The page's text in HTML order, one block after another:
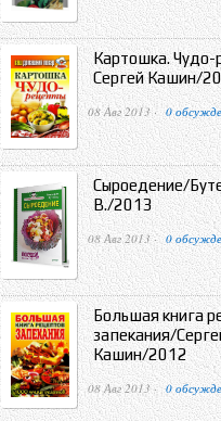
Картошка.
Сергей Кашин/
08 Авг 2013 · 0
Сыроедение/
В./2013
08 Авг 2013 · 0
Большая книга
запекания/
Кашин/2012
08 Авг 2013 · 0